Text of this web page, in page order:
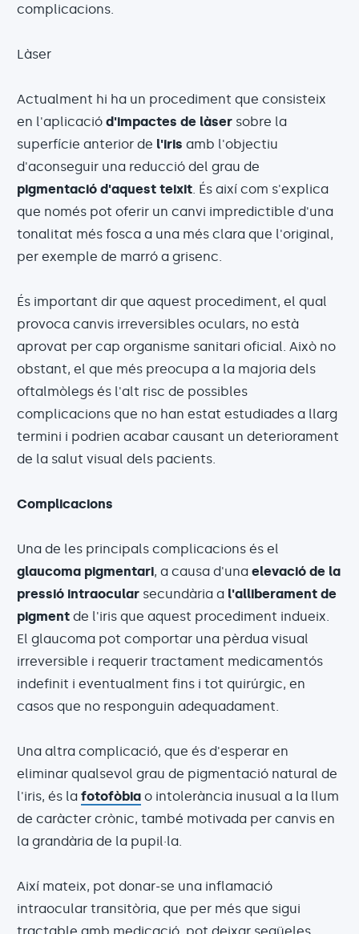
complicacions.
Làser
Actualment hi ha un procediment que consisteix
en l'aplicació d'impactes de làser sobre la
superfície anterior de l'iris amb l'objectiu
d'aconseguir una reducció del grau de
pigmentació d'aquest teixit . És així com s'explica
que només pot oferir un canvi impredictible d'una
tonalitat més fosca a una més clara que l'original,
per exemple de marró a grisenc.
És important dir que aquest procediment, el qual
provoca canvis irreversibles oculars, no està
aprovat per cap organisme sanitari oficial. Això no
obstant, el que més preocupa a la majoria dels
oftalmòlegs és l'alt risc de possibles
complicacions que no han estat estudiades a llarg
termini i podrien acabar causant un deteriorament
de la salut visual dels pacients.
Complicacions
Una de les principals complicacions és el
glaucoma pigmentari, a causa d'una elevació de la
pressió intraocular secundària a l'alliberament de
pigment de l'iris que aquest procediment indueix.
El glaucoma pot comportar una pèrdua visual
irreversible i requerir tractament medicamentós
indefinit i eventualment fins i tot quirúrgic, en
casos que no responguin adequadament.
Una altra complicació, que és d'esperar en
eliminar qualsevol grau de pigmentació natural de
l'iris, és la fotofòbia o intolerància inusual a la llum
de caràcter crònic, també motivada per canvis en
la grandària de la pupil·la.
Així mateix, pot donar-se una inflamació
intraocular transitòria, que per més que sigui
tractable amb medicació, pot deixar seqüeles